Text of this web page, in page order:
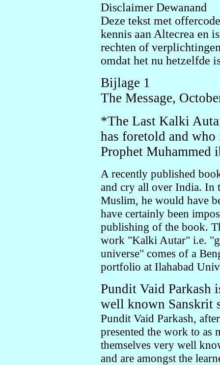
Disclaimer Dewanand
Deze tekst met
kennis aan Altecrea en
rechten of
omdat het nu hetzelfde
Bijlage 1
The Message,
*The Last Kalki
has foretold and
Prophet Muhammed
A recently published
and cry all over India. In
Muslim, he would have
have certainly been
publishing of the book.
work "Kalki Autar" i.e.
universe" comes of a
portfolio at Ilahabad
Pundit Vaid Parkash
well known Sanskrit
Pundit Vaid Parkash,
presented the work to as
themselves very well
and are amongst the